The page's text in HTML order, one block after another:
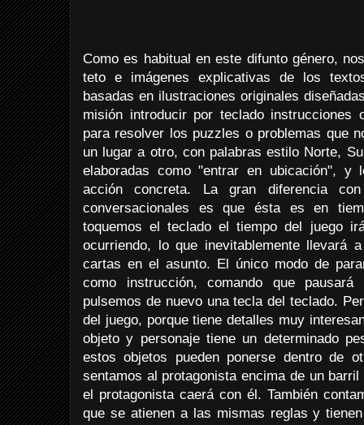
Como es habitual en este difunto género,
teto e imágenes explicativas de los
basadas en ilustraciones originales
misión introducir por teclado instrucciones
para resolver los puzzles o problemas que
un lugar a otro, con palabras estilo Norte,
elaboradas como "entrar en ubicación",
acción concreta. La gran diferencia
conversacionales es que ésta es en
toquemos el teclado el tiempo del juego
ocurriendo, lo que inevitablemente llevará
cartas en el asunto. El único modo de
como instrucción, comando que
pulsemos de nuevo una tecla del teclado.
del juego, porque tiene detalles muy
objeto y personaje tiene un determinado
estos objetos pueden ponerse dentro de
sentamos al protagonista encima de un
el protagonista caerá con él. También
que se atienen a las mismas reglas y